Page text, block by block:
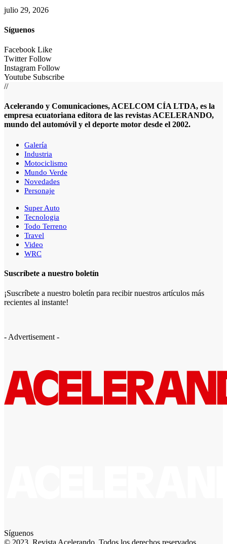
julio 29, 2026
Síguenos
Facebook Like
Twitter Follow
Instagram Follow
Youtube Subscribe
//
Acelerando y Comunicaciones, ACELCOM CÍA LTDA, es la
empresa ecuatoriana editora de las revistas ACELERANDO,
mundo del automóvil y el deporte motor desde el 2002.
Galería
Industria
Motociclismo
Mundo Verde
Novedades
Personaje
Super Auto
Tecnologia
Todo Terreno
Travel
Video
WRC
Suscríbete a nuestro boletín
¡Suscríbete a nuestro boletín para recibir nuestros artículos más
recientes al instante!
- Advertisement -
Síguenos